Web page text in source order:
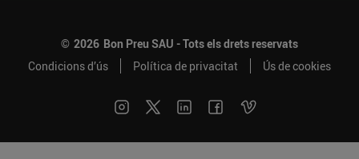
© 2026 Bon Preu SAU - Tots els drets reservats
Condicions d’ús
Política de privacitat Ús de cookies